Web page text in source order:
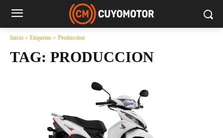
Inicio Etiquetas Produccion
TAG: PRODUCCION